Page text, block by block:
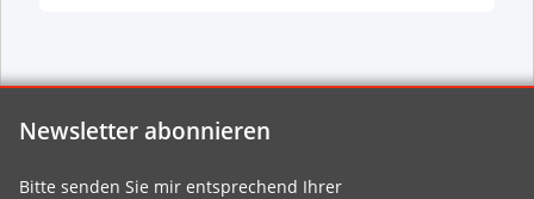
Newsletter abonnieren
Bitte senden Sie mir entsprechend Ihrer